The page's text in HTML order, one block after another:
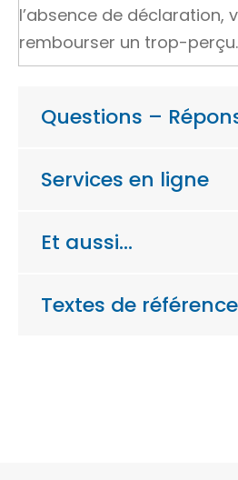
l’absence de déclaration,
rembourser un trop-perçu.
Questions –
Services en ligne
Et aussi…
Textes de référence